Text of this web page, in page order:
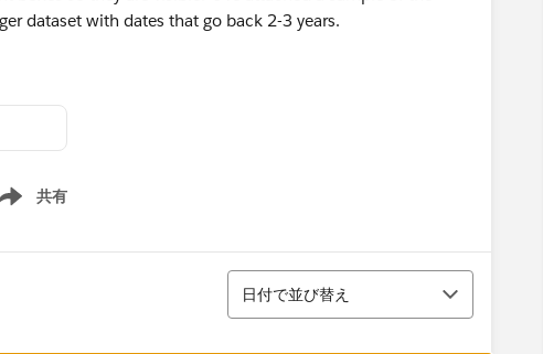
dataset with dates that go back 2-3 years.
共有
menu
並び替え
日付で並び替え